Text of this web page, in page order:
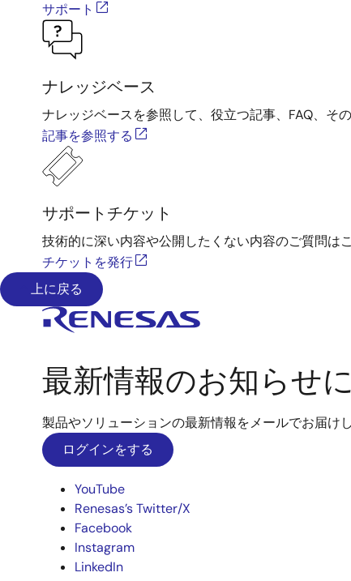
サポート
ナレッジベース
ナレッジベースを参照して、役立つ記事、FAQ、そ
記事を参照する
サポートチケット
技術的に深い内容や公開したくない内容のご質問はこ
チケットを発行
上に戻る
最新情報のお知らせ
製品やソリューションの最新情報をメールでお届けし
ログインをする
YouTube
Renesas’s Twitter/X
Facebook
Instagram
LinkedIn